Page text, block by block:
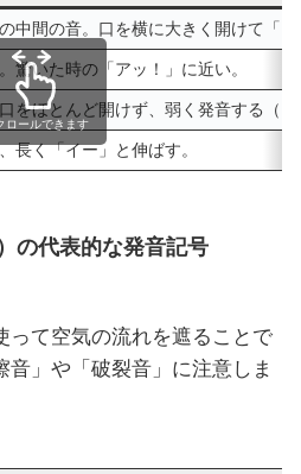
の中間の音。口を横に大きく開けて「
驚いた時の「アッ！」に近い。
をほとんど開けず、弱く発音する（
長く「イー」と伸ばす。
ロールできます
の代表的な発音記号
って空気の流れを遮ることで
音」や「破裂音」に注意しま